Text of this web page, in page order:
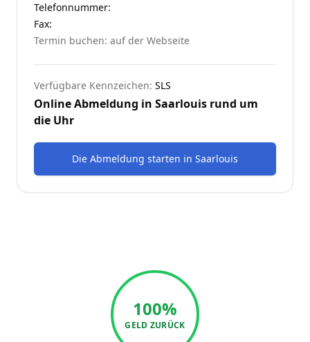
Telefonnummer:
Fax:
Termin buchen: auf der Webseite
Verfügbare Kennzeichen: SLS
Online Abmeldung in Saarlouis rund um
die Uhr
Die Abmeldung starten in Saarlouis
100%
GELD ZURÜCK